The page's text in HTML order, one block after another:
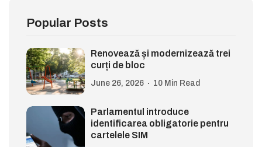
Popular Posts
Renovează și modernizează trei
curți de bloc
June 26, 2026 10 Min Read
Parlamentul introduce
identificarea obligatorie pentru
cartelele SIM